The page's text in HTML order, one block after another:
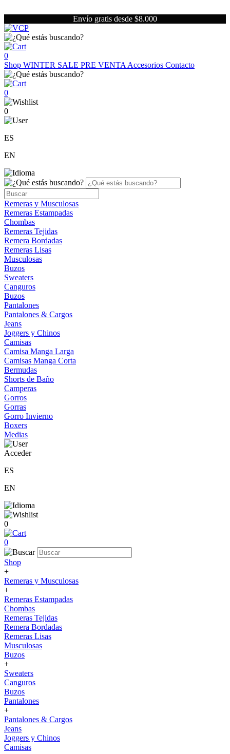
Envío gratis desde $8.000
0
Shop WINTER SALE PRE VENTA Accesorios Contacto
0
0
ES
EN
Remeras y Musculosas
Remeras Estampadas
Chombas
Remeras Tejidas
Remera Bordadas
Remeras Lisas
Musculosas
Buzos
Sweaters
Canguros
Buzos
Pantalones
Pantalones & Cargos
Jeans
Joggers y Chinos
Camisas
Camisa Manga Larga
Camisas Manga Corta
Bermudas
Shorts de Baño
Camperas
Gorros
Gorras
Gorro Invierno
Boxers
Medias
Acceder
ES
EN
0
0
Shop
+
Remeras y Musculosas
+
Remeras Estampadas
Chombas
Remeras Tejidas
Remera Bordadas
Remeras Lisas
Musculosas
Buzos
+
Sweaters
Canguros
Buzos
Pantalones
+
Pantalones & Cargos
Jeans
Joggers y Chinos
Camisas